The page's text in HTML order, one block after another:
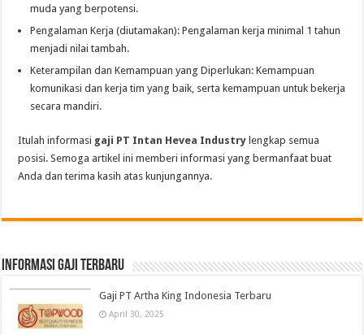
muda yang berpotensi.
Pengalaman Kerja (diutamakan): Pengalaman kerja minimal 1 tahun
menjadi nilai tambah.
Keterampilan dan Kemampuan yang Diperlukan: Kemampuan
komunikasi dan kerja tim yang baik, serta kemampuan untuk bekerja
secara mandiri.
Itulah informasi gaji PT Intan Hevea Industry lengkap semua
posisi. Semoga artikel ini memberi informasi yang bermanfaat buat
Anda dan terima kasih atas kunjungannya.
informasi gaji terbaru
Gaji PT Artha King Indonesia Terbaru
April 30, 2025